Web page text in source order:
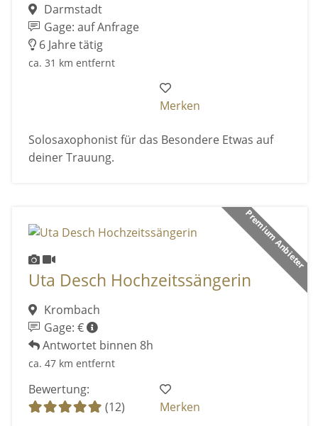
Darmstadt
Gage: auf Anfrage
6 Jahre tätig
ca. 31 km entfernt
Merken
Solosaxophonist für das Besondere Etwas auf
deiner Trauung.
Premium Anbieter
Uta Desch Hochzeitssängerin
Krombach
Gage: €
Antwortet binnen 8h
ca. 47 km entfernt
Bewertung:
(12)
Merken